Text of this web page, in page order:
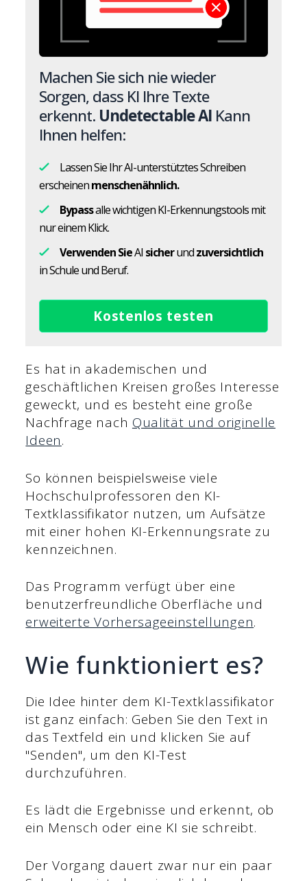
Machen Sie sich nie wieder
Sorgen, dass KI Ihre Texte
erkennt. Undetectable AI Kann
Ihnen helfen:
Lassen Sie Ihr AI-unterstütztes Schreiben
erscheinenmenschenähnlich.
Bypassalle wichtigen KI-Erkennungstools mit
nur einem Klick.
Verwenden SieAI sicherundzuversichtlich
in Schule und Beruf.
Kostenlos testen
Es hat in akademischen und
geschäftlichen Kreisen großes Interesse
geweckt, und es besteht eine große
Nachfrage nach Qualität und originelle
Ideen.
So können beispielsweise viele
Hochschulprofessoren den KI-
Textklassifikator nutzen, um Aufsätze
mit einer hohen KI-Erkennungsrate zu
kennzeichnen.
Das Programm verfügt über eine
benutzerfreundliche Oberfläche und
erweiterte Vorhersageeinstellungen.
Wie funktioniert es?
Die Idee hinter dem KI-Textklassifikator
ist ganz einfach: Geben Sie den Text in
das Textfeld ein und klicken Sie auf
"Senden", um den KI-Test
durchzuführen.
Es lädt die Ergebnisse und erkennt, ob
ein Mensch oder eine KI sie schreibt.
Der Vorgang dauert zwar nur ein paar